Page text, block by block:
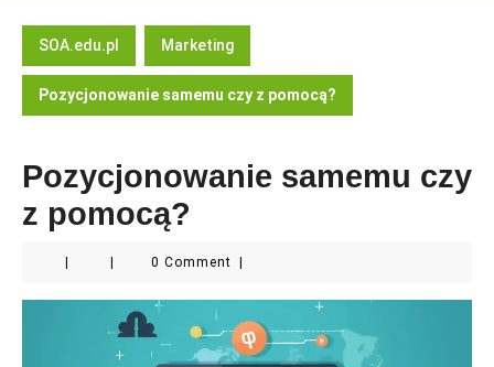
Button
SOA.edu.pl Marketing
Pozycjonowanie samemu czy z pomocą?
Pozycjonowanie samemu czy
z pomocą?
0 Comment